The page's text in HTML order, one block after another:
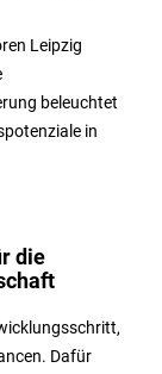
Leipzig
beleuchtet
in
die
Dafür